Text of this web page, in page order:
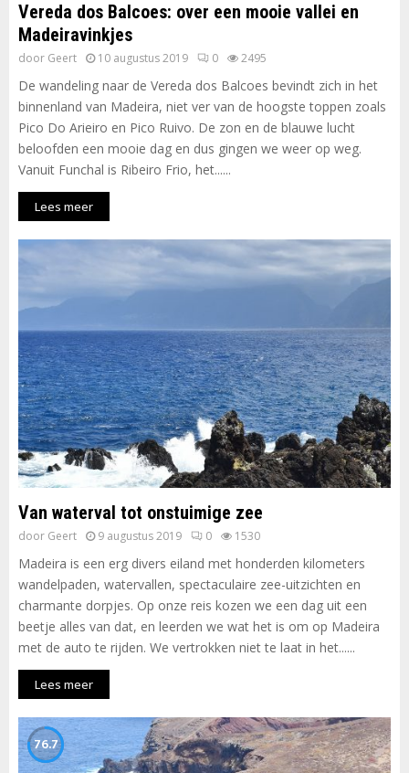
Vereda dos Balcoes: over een mooie vallei en
Madeiravinkjes
door Geert 10 augustus 2019 0 2495
De wandeling naar de Vereda dos Balcoes bevindt zich in het
binnenland van Madeira, niet ver van de hoogste toppen zoals
Pico Do Arieiro en Pico Ruivo. De zon en de blauwe lucht
beloofden een mooie dag en dus gingen we weer op weg.
Vanuit Funchal is Ribeiro Frio, het......
Lees meer
Van waterval tot onstuimige zee
door Geert 9 augustus 2019 0 1530
Madeira is een erg divers eiland met honderden kilometers
wandelpaden, watervallen, spectaculaire zee-uitzichten en
charmante dorpjes. Op onze reis kozen we een dag uit een
beetje alles van dat, en leerden we wat het is om op Madeira
met de auto te rijden. We vertrokken niet te laat in het......
Lees meer
76.7